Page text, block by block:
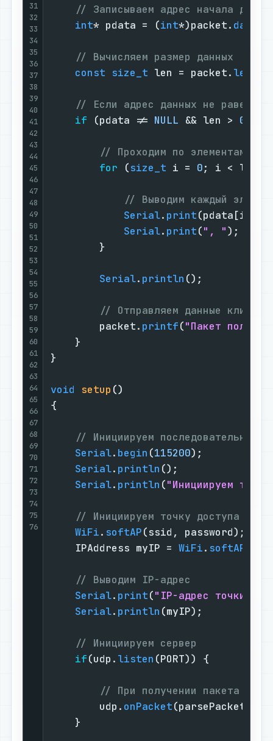
31
32
33
34
35
36
37
38
39
40
41
42
43
44
45
46
47
48
49
50
51
52
53
54
55
56
57
58
59
60
61
62
63
64
65
66
67
68
69
70
71
72
73
74
75
76
// Записываем адрес начала
int* pdata = (int*)packet. data
// Вычисляем размер данных
const size_t len = packet. length
// Если адрес данных не равен
if (pdata != NULL && len > 0
// Проходим по элементам
for (size_t i = 0; i < len;
// Выводим каждый
Serial. print(pdata[i]);
Serial. print(", ");
        }
Serial. println ();
// Отправляем данные клиенту
        packet.
printf("Пакет
    }
}
void setup ()
{
// Инициируем последовательный
Serial. begin (115200);
Serial. println ();
Serial. println ("Инициируем
// Инициируем точку доступа WiFi
WiFi. softAP(ssid, password);
    IPAddress myIP =
WiFi. softAPIP
// Выводим IP-адрес
Serial. print("IP-адрес точки
Serial. println (myIP);
// Инициируем сервер
if(udp. listen (PORT)) {
// При получении пакета
        udp.
onPacket(parsePacket);
    }